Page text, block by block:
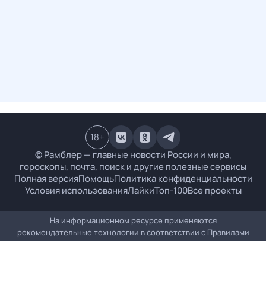
© Рамблер — главные новости России и мира,
гороскопы, почта, поиск и другие полезные сервисы
Полная версияПомощьПолитика конфиденциальности
Условия использованияЛайкиТоп-100Все проекты
18+
На информационном ресурсе применяются
рекомендательные технологии в соответствии с Правилами